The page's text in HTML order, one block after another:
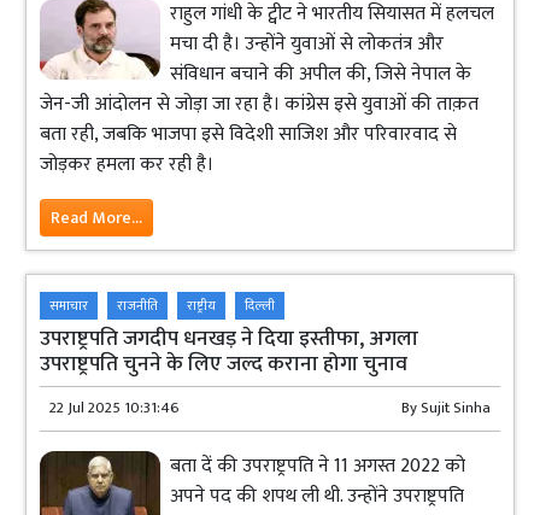
राहुल गांधी के ट्वीट ने भारतीय सियासत में हलचल
मचा दी है। उन्होंने युवाओं से लोकतंत्र और
संविधान बचाने की अपील की, जिसे नेपाल के
जेन-जी आंदोलन से जोड़ा जा रहा है। कांग्रेस इसे युवाओं की ताक़त
बता रही, जबकि भाजपा इसे विदेशी साजिश और परिवारवाद से
जोड़कर हमला कर रही है।
Read More...
समाचार राजनीति राष्ट्रीय दिल्ली
उपराष्ट्रपति जगदीप धनखड़ ने दिया इस्तीफा, अगला
उपराष्ट्रपति चुनने के लिए जल्द कराना होगा चुनाव
22 Jul 2025 10:31:46 BySujit Sinha
बता दें की उपराष्ट्रपति ने 11 अगस्त 2022 को
अपने पद की शपथ ली थी. उन्होंने उपराष्ट्रपति